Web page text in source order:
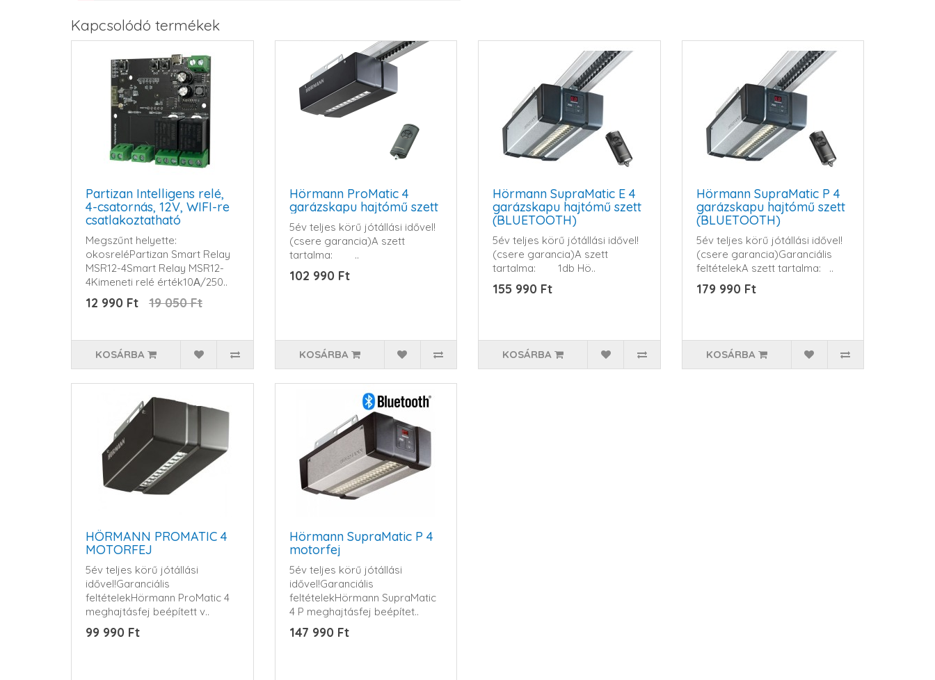
Kapcsolódó termékek
Partizan Intelligens relé,
4-csatornás, 12V, WIFI-re
csatlakoztatható
Megszűnt helyette:
okosreléPartizan Smart Relay
MSR12-4Smart Relay MSR12-
4Kimeneti relé érték10А/250..
12 990 Ft 19 050 Ft
KOSÁRBA
Hörmann ProMatic 4
garázskapu hajtómű szett
5év teljes körű jótállási idővel!
(csere garancia)A szett
tartalma: ..
102 990 Ft
KOSÁRBA
Hörmann SupraMatic E 4
garázskapu hajtómű szett
(BLUETOOTH)
5év teljes körű jótállási idővel!
(csere garancia)A szett
tartalma: 1db Hö..
155 990 Ft
KOSÁRBA
Hörmann SupraMatic P 4
garázskapu hajtómű szett
(BLUETOOTH)
5év teljes körű jótállási idővel!
(csere garancia)Garanciális
feltételekA szett tartalma: ..
179 990 Ft
KOSÁRBA
HÖRMANN PROMATIC 4
MOTORFEJ
5év teljes körű jótállási
idővel!Garanciális
feltételekHörmann ProMatic 4
meghajtásfej beépített v..
99 990 Ft
Hörmann SupraMatic P 4
motorfej
5év teljes körű jótállási
idővel!Garanciális
feltételekHörmann SupraMatic
4 P meghajtásfej beépítet..
147 990 Ft